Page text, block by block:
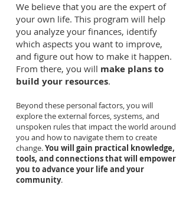
We believe that you are the expert of
your own life. This program will help
you analyze your finances, identify
which aspects you want to improve,
and figure out how to make it happen.
From there, you will make plans to
build your resources.
Beyond these personal factors, you will
explore the external forces, systems, and
unspoken rules that impact the world around
you and how to navigate them to create
change.You will gain practical knowledge,
tools, and connections that will empower
you to advance your life and your
community.